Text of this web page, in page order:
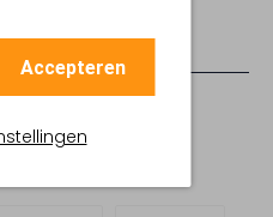
Accepteren